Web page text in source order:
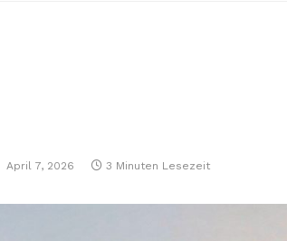
April 7, 2026 3 Minuten Lesezeit